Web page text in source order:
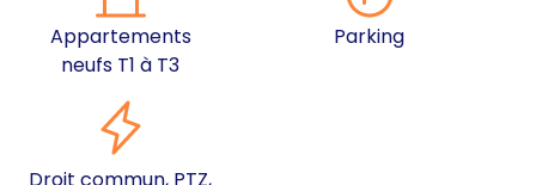
Appartements
neufs T1 à T3
Parking